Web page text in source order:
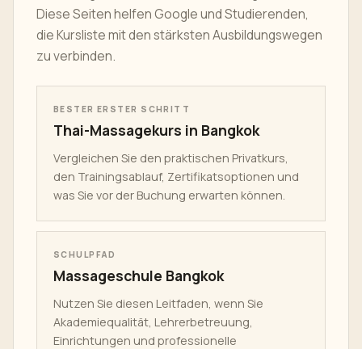
Diese Seiten helfen Google und Studierenden,
die Kursliste mit den stärksten Ausbildungswegen
zu verbinden.
BESTER ERSTER SCHRITT
Thai-Massagekurs in Bangkok
Vergleichen Sie den praktischen Privatkurs,
den Trainingsablauf, Zertifikatsoptionen und
was Sie vor der Buchung erwarten können.
SCHULPFAD
Massageschule Bangkok
Nutzen Sie diesen Leitfaden, wenn Sie
Akademiequalität, Lehrerbetreuung,
Einrichtungen und professionelle